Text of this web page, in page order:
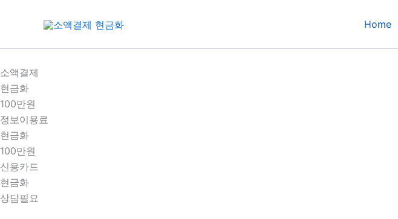
건
너
뛰
기
Home
소액결제
현금화
100만원
정보이용료
현금화
100만원
신용카드
현금화
상담필요